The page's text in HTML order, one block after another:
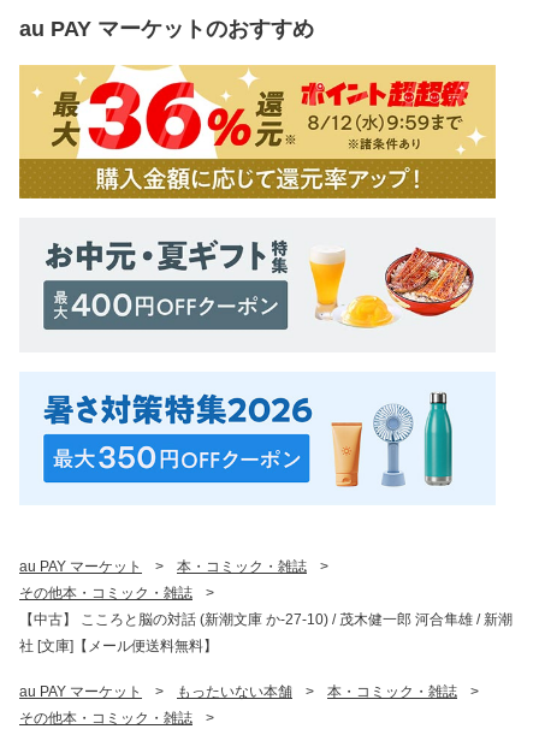
au PAY マーケットのおすすめ
au PAY マーケット > 本・コミック・雑誌
>
その他本・コミック・雑誌
>
【中古】 こころと脳の対話 (新潮文庫 か-27-10) / 茂木健一郎 河合隼雄 / 新潮
社 [文庫]【メール便送料無料】
au PAY マーケット > もったいない本舗 > 本・コミック・雑誌
>
その他本・コミック・雑誌
>